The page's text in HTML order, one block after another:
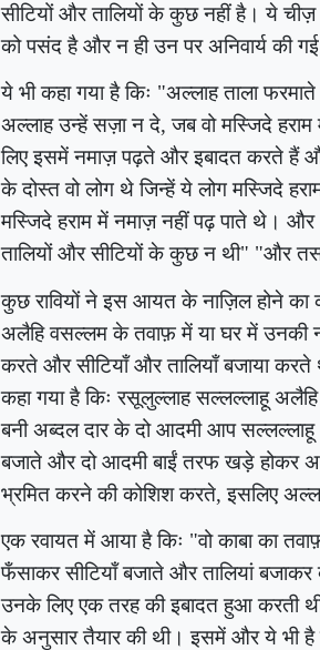
सीटियों और तालियों के कुछ नहीं है। ये
को पसंद है और न ही उन पर अनिवार्य की
ये भी कहा गया है किः "अल्लाह ताला
अल्लाह उन्हें सज़ा न दे, जब वो मस्जिदे
लिए इसमें नमाज़ पढ़ते और इबादत करते हैं
के दोस्त वो लोग थे जिन्हें ये लोग मस्जिदे
मस्जिदे हराम में नमाज़ नहीं पढ़ पाते थे।
तालियों और सीटियों के कुछ न थी" "और
कुछ रावियों ने इस आयत के नाज़िल होने का
अलैहि वसल्लम के तवाफ़ में या घर में उनकी
करते और सीटियाँ और तालियाँ बजाया
कहा गया है किः रसूलुल्लाह सल्लल्लाहू
बनी अब्दल दार के दो आदमी आप
बजाते और दो ​​आदमी बाईं तरफ खड़े होकर
भ्रमित करने की कोशिश करते, इसलिए
एक रवायत में आया है किः "वो काबा का
फँसाकर सीटियाँ बजाते और तालियां
उनके लिए एक तरह की इबादत हुआ करती
के अनुसार तैयार की थी। इसमें और ये भी है